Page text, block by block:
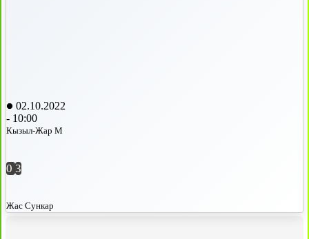
02.10.2022
- 10:00
Кызыл-Жар М
0 3
Жас Сункар